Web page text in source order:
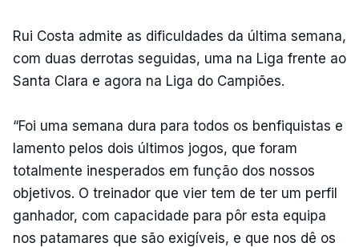
Rui Costa admite as dificuldades da última semana,
com duas derrotas seguidas, uma na Liga frente ao
Santa Clara e agora na Liga do Campiões.
“Foi uma semana dura para todos os benfiquistas e
lamento pelos dois últimos jogos, que foram
totalmente inesperados em função dos nossos
objetivos. O treinador que vier tem de ter um perfil
ganhador, com capacidade para pôr esta equipa
nos patamares que são exigíveis, e que nos dê os